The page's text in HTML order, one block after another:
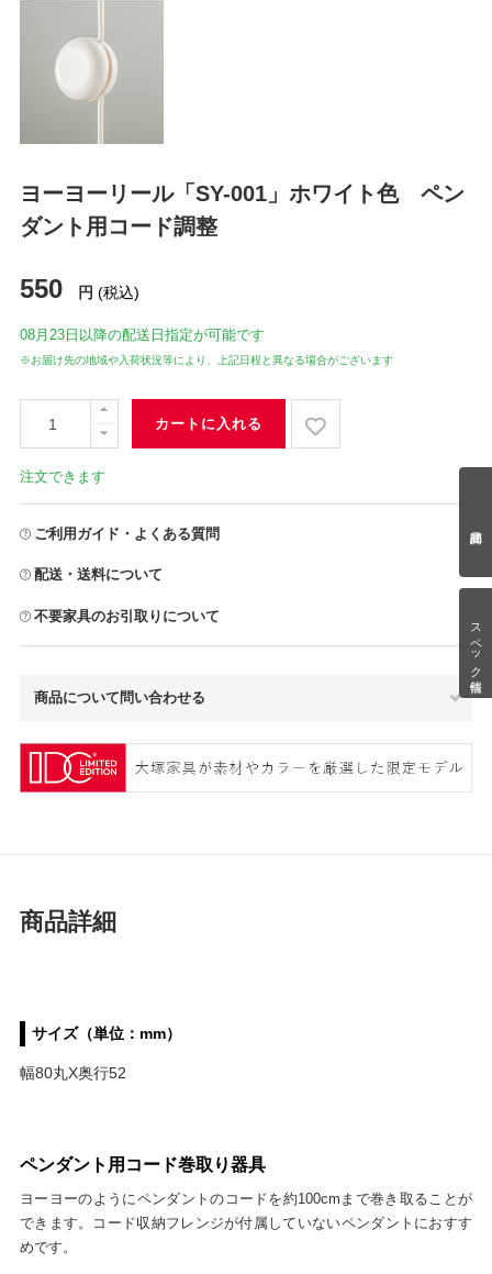
スペック情報
ヨーヨーリール「SY-001」ホワイト色 ペン
ダント用コード調整
550 円 (税込)
08月23日 以降の配送日指定が可能です
※お届け先の地域や入荷状況等により、上記日程と異なる場合がございます
カートに入れる
注文できます
ご利用ガイド・よくある質問
配送・送料について
不要家具のお引取りについて
商品について問い合わせる
商品詳細
サイズ（単位：mm）
幅80丸X奥行52
ペンダント用コード巻取り器具
ヨーヨーのようにペンダントのコードを約100cmまで巻き取ることが
できます。コード収納フレンジが付属していないペンダントにおすす
めです。